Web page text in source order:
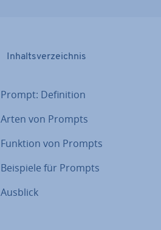
In­halts­ver­zeich­nis
Prompt: De­fi­ni­ti­on
Arten von Prompts
Funktion von Prompts
Beispiele für Prompts
Ausblick